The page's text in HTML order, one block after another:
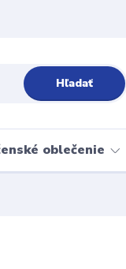
Hľadať
oblečenie